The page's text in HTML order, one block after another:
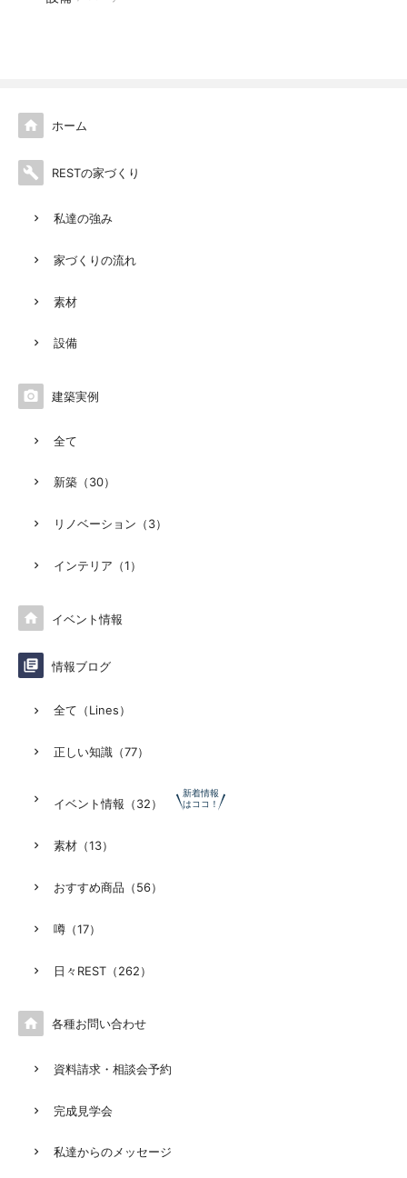
 ホーム
 RESTの家づくり
私達の強み
家づくりの流れ
素材
設備
 建築実例
全て
新築（30）
リノベーション（3）
インテリア（1）
 イベント情報
 情報ブログ
全て（Lines）
正しい知識（77）
イベント情報（32）
新着情報
はココ！
素材（13）
おすすめ商品（56）
噂（17）
日々REST（262）
 各種お問い合わせ
資料請求・相談会予約
完成見学会
私達からのメッセージ